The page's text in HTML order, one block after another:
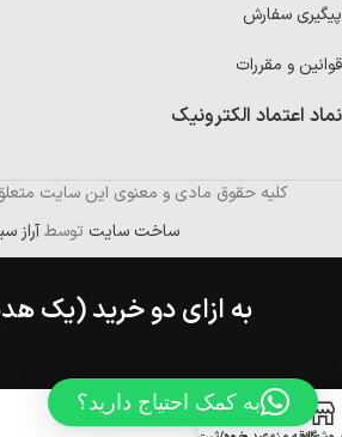
پیگیری سفارش
قوانین و مقررات
نماد اعتماد الکترونیک
کلیه حقوق مادی و معنوی این سایت
ساخت سایت توسطآراز
به ازای دو خرید (یک
به کمک احتیاج دارید؟